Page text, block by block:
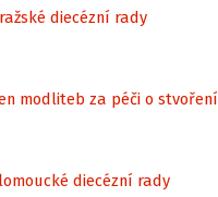
diecézní rady
modliteb za péči o stvoření
diecézní rady